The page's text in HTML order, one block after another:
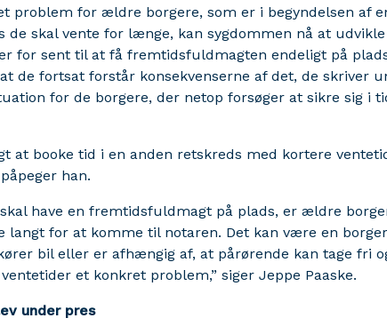
problem for ældre borgere, som er i begyndelsen af
de skal vente for længe, kan sygdommen nå at udvikle
for sent til at få fremtidsfuldmagten endeligt på
de fortsat forstår konsekvenserne af det, de skriver
for de borgere, der netop forsøger at sikre sig i
at booke tid i en anden retskreds med kortere
han.
skal have en fremtidsfuldmagt på plads, er ældre
langt for at komme til notaren. Det kan være en
bil eller er afhængig af, at pårørende kan tage fri
et konkret problem,” siger Jeppe Paaske.
under pres